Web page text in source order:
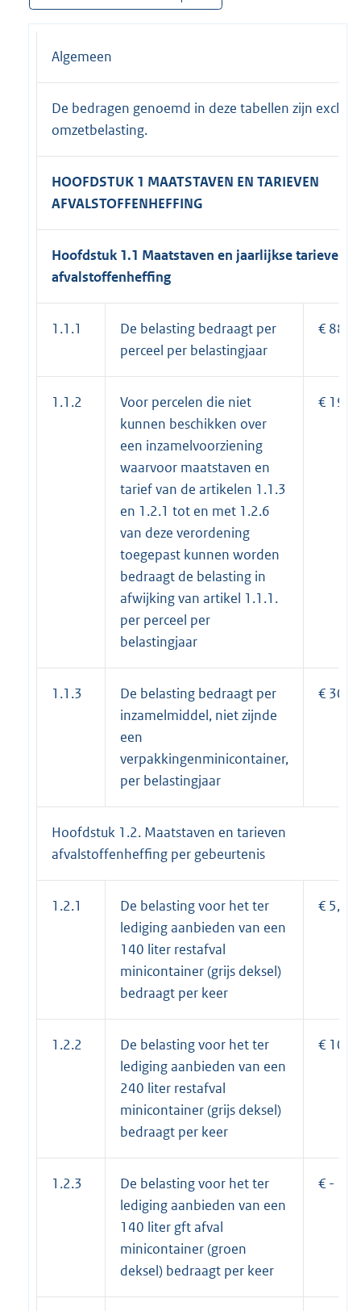
Algemeen
De bedragen genoemd in deze tabellen zijn
omzetbelasting.
HOOFDSTUK 1 MAATSTAVEN EN TARIEVEN
AFVALSTOFFENHEFFING
Hoofdstuk 1.1 Maatstaven en jaarlijkse tarieven
afvalstoffenheffing
1.1.1
De belasting bedraagt per
perceel per belastingjaar
€
1.1.2
Voor percelen die niet
kunnen beschikken over
een inzamelvoorziening
waarvoor maatstaven en
tarief van de artikelen 1.1.3
en 1.2.1 tot en met 1.2.6
van deze verordening
toegepast kunnen worden
bedraagt de belasting in
afwijking van artikel 1.1.1.
per perceel per
belastingjaar
€
1.1.3
De belasting bedraagt per
inzamelmiddel, niet zijnde
een
verpakkingenminicontainer,
per belastingjaar
€
Hoofdstuk 1.2. Maatstaven en tarieven
afvalstoffenheffing per gebeurtenis
1.2.1
De belasting voor het ter
lediging aanbieden van een
140 liter restafval
minicontainer (grijs deksel)
bedraagt per keer
€ 5,86
1.2.2
De belasting voor het ter
lediging aanbieden van een
240 liter restafval
minicontainer (grijs deksel)
bedraagt per keer
€
1.2.3
De belasting voor het ter
lediging aanbieden van een
140 liter gft afval
minicontainer (groen
deksel) bedraagt per keer
€ -